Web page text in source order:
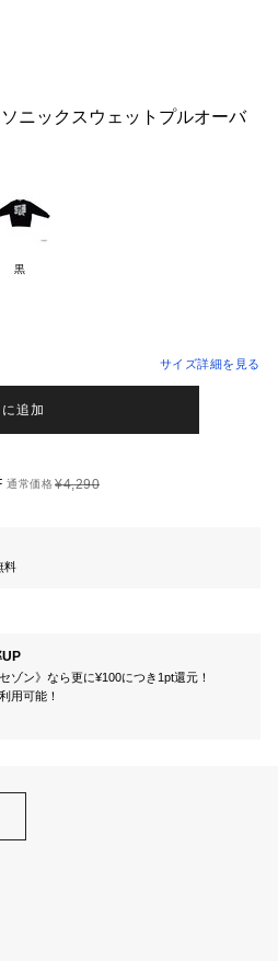
ニックスウェットプルオーバ
黒
サイズ詳細を見る
追加
通常価格¥4,290
料
UP
ゾン》なら更に¥100につき1pt還元！
用可能！